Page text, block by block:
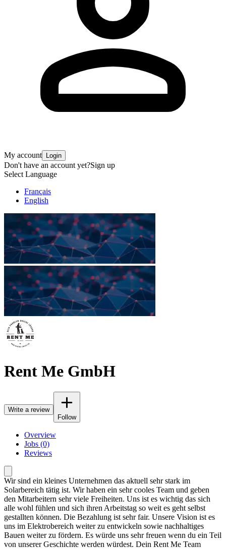
My account Login
Don't have an account yet?Sign up
Select Language
Français
English
Rent Me GmbH
Write a review
Follow
Overview
Jobs (0)
Reviews
Wir sind ein kleines Unternehmen das aktuell sehr stark im
Solarbereich tätig ist. Wir haben ein sehr cooles Team und geben
den Mitarbeitern sehr viele Freiheiten. Uns ist es wichtig das sich
alle wohl fühlen und sich ihren Arbeitstag so weit es geht selbst
gestallten können. Die Bezahlung ist sehr fair. Unsere Vision ist es
uns im Elektrobereich weiter zu entwickeln sowie nachhaltiges
Bauen weiter zu fördern. Es würde uns sehr freuen wenn du ein Teil
von unserer Geschichte werden würdest. Dein Rent Me Team